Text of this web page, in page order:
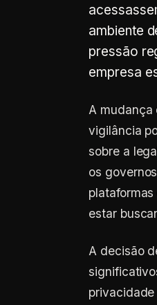
ambiente
pressão
empresa
A mudança
vigilância
sobre a
os
estar
A decisão